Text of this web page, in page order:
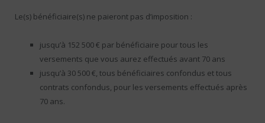
Le(s) bénéficiaire(s) ne paieront pas d’imposition :
jusqu’à 152 500 € par bénéficiaire pour tous les
versements que vous aurez effectués avant 70 ans
jusqu’à 30 500 €, tous bénéficiaires confondus et tous
contrats confondus, pour les versements effectués après
70 ans.